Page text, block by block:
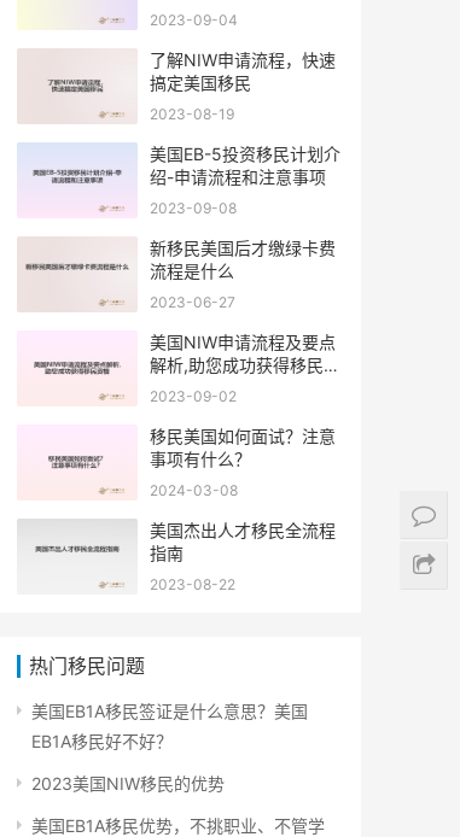
2023-09-04
了解NIW申请流程，快速
搞定美国移民
2023-08-19
美国EB-5投资移民计划介
绍-申请流程和注意事项
2023-09-08
新移民美国后才缴绿卡费
流程是什么
2023-06-27
美国NIW申请流程及要点
解析,助您成功获得移民资
格
2023-09-02
移民美国如何面试？注意
事项有什么？
2024-03-08
美国杰出人才移民全流程
指南
2023-08-22
热门移民问题
美国EB1A移民签证是什么意思？美国
EB1A移民好不好？
2023美国NIW移民的优势
美国EB1A移民优势，不挑职业、不管学